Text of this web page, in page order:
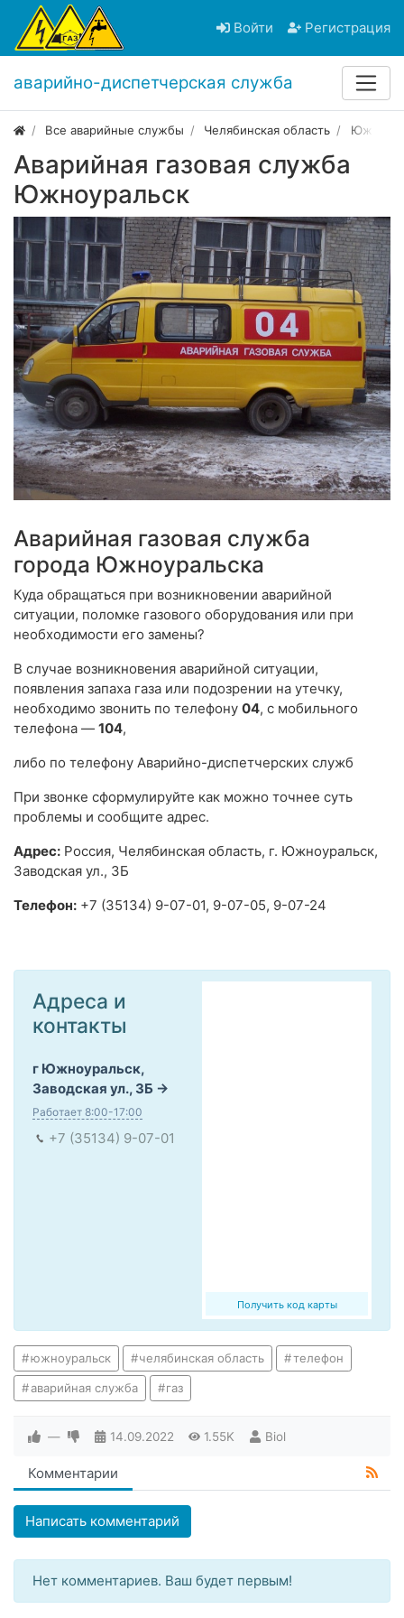
Войти Регистрация
аварийно-диспетчерская служба
Все аварийные службы Челябинская область
Аварийная газовая служба
Южноуральск
Аварийная газовая служба
города Южноуральска
Куда обращаться при возникновении аварийной
ситуации, поломке газового оборудования или при
необходимости его замены?
В случае возникновения аварийной ситуации,
появления запаха газа или подозрении на утечку,
необходимо звонить по телефону 04, с мобильного
телефона — 104,
либо по телефону Аварийно-диспетчерских служб
При звонке сформулируйте как можно точнее суть
проблемы и сообщите адрес.
Адрес: Россия, Челябинская область, г. Южноуральск,
Заводская ул., 3Б
Телефон: +7 (35134) 9-07-01, 9-07-05, 9-07-24
Получить код карты
Адреса и
контакты
г Южноуральск,
Заводская ул., 3Б
Работает 8:00-17:00
+7 (35134) 9-07-01
южноуральск челябинская область телефон
аварийная служба газ
— 14.09.2022 1.55K Biol
Комментарии
Написать комментарий
Нет комментариев. Ваш будет первым!